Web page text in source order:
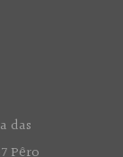
das